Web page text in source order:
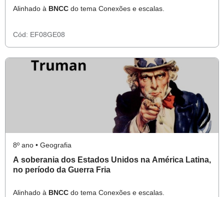
Alinhado à BNCC do tema Conexões e escalas.
Cód: EF08GE08
8º ano • Geografia
A soberania dos Estados Unidos na América Latina,
no período da Guerra Fria
Alinhado à BNCC do tema Conexões e escalas.